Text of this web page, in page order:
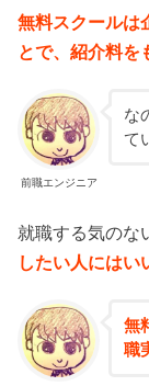
無料スクールは
とで、紹介料を
前職エンジニア
な
て
就職する気のな
したい人にはい
無
職